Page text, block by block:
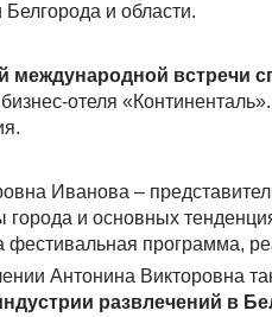
Белгорода и области.
международной встречи
отеля
Иванова –
города и основных
фестивальная программа,
Антонина Викторовна
развлечений в